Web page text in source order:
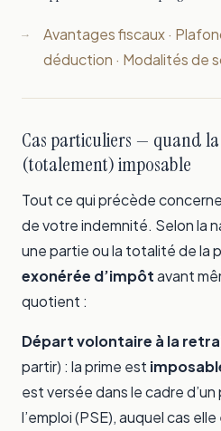
→
Avantages fiscaux ·
déduction · Modalités de
Cas particuliers — quand la
(totalement) imposable
Tout ce qui précède
de votre indemnité. Selon la
une partie ou la totalité de la
exonérée d’impôtavant
quotient :
Départ volontaire à la
partir) : la prime est
est versée dans le cadre
l’emploi (PSE), auquel cas